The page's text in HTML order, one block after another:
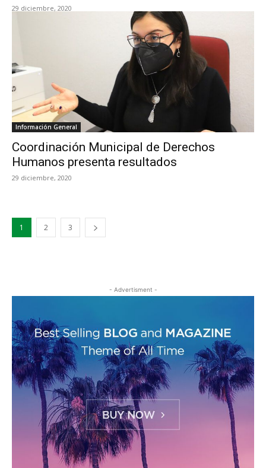
29 diciembre, 2020
Información General
Coordinación Municipal de Derechos
Humanos presenta resultados
29 diciembre, 2020
1 2 3
- Advertisment -